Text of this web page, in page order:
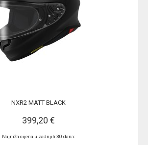
NXR2 MATT BLACK
399,20 €
Najniža cijena u zadnjih 30 dana: